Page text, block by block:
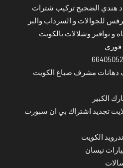
هندي الضجيج تركيب شترات
للجوالات و السرداب والبر
نوافير وشلالات بالكويت
فوري
مشرف صباغ الكويت
الكبير
تجديد اشتراك بي ان سبورت
الكويت
نيسان